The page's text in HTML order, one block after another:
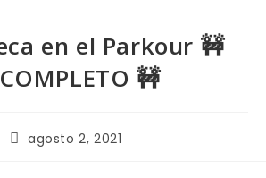
en el Parkour 🚧
🚧
agosto 2, 2021